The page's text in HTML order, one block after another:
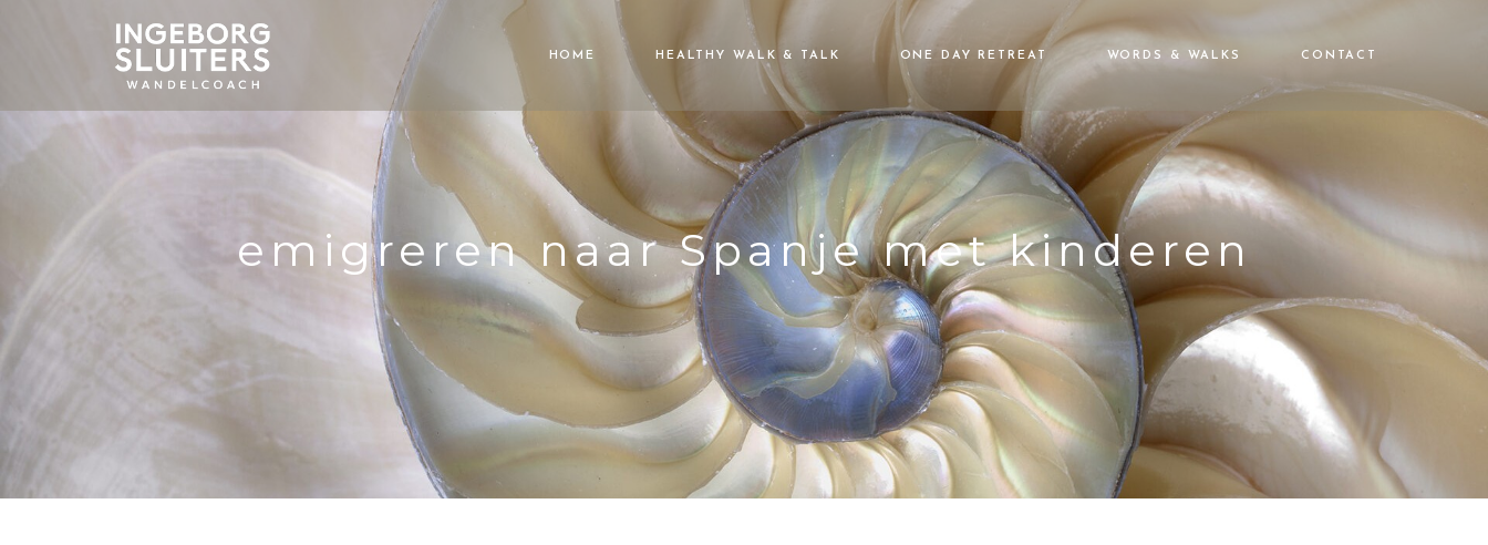
HOME HEALTHY WALK & TALK ONE DAY RETREAT WORDS & WALKS CONTACT
emigreren naar Spanje met kinderen